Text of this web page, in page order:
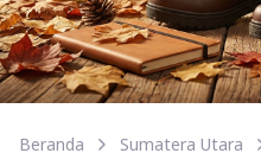
Beranda Sumatera Utara